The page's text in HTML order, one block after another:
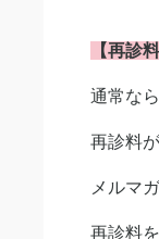
【再診
通常な
再診料
メルマ
再診料